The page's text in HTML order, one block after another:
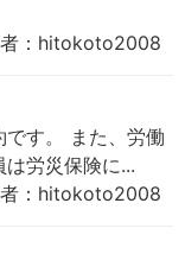
：hitokoto2008
す。 また、労働
労災保険に...
：hitokoto2008